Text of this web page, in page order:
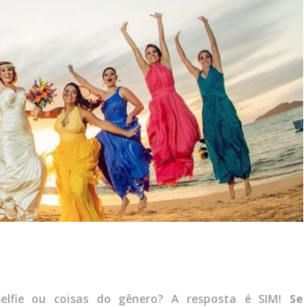
ou coisas do gênero? A resposta é SIM! Se